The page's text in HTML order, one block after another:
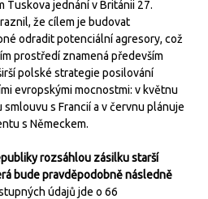
Tuskova jednání v Británii 27.
že cílem je budovat
odradit potenciální agresory, což
prostředí znamená především
polské strategie posilování
evropskými mocnostmi: v květnu
s Francií a v červnu plánuje
s Německem.
rozsáhlou zásilku starší
bude pravděpodobně následně
údajů jde o 66